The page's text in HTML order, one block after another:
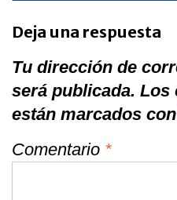
Deja una respuesta
Tu dirección de
será publicada. Los
están marcados con
Comentario *